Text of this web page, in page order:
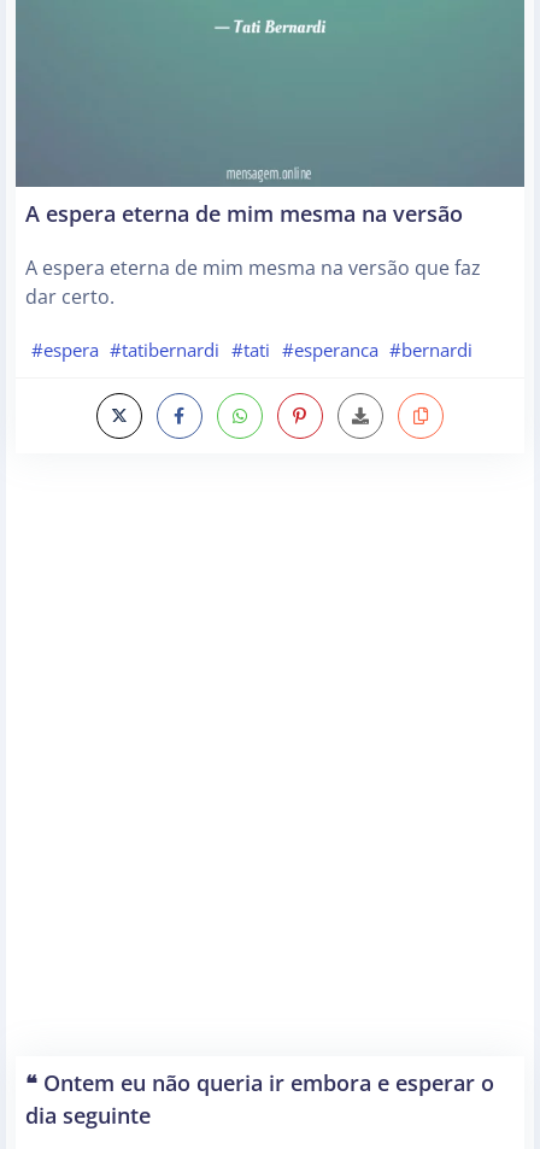
A espera eterna de mim mesma na versão
A espera eterna de mim mesma na versão que faz
dar certo.
#espera #tatibernardi #tati #esperanca #bernardi
❝ Ontem eu não queria ir embora e esperar o
dia seguinte